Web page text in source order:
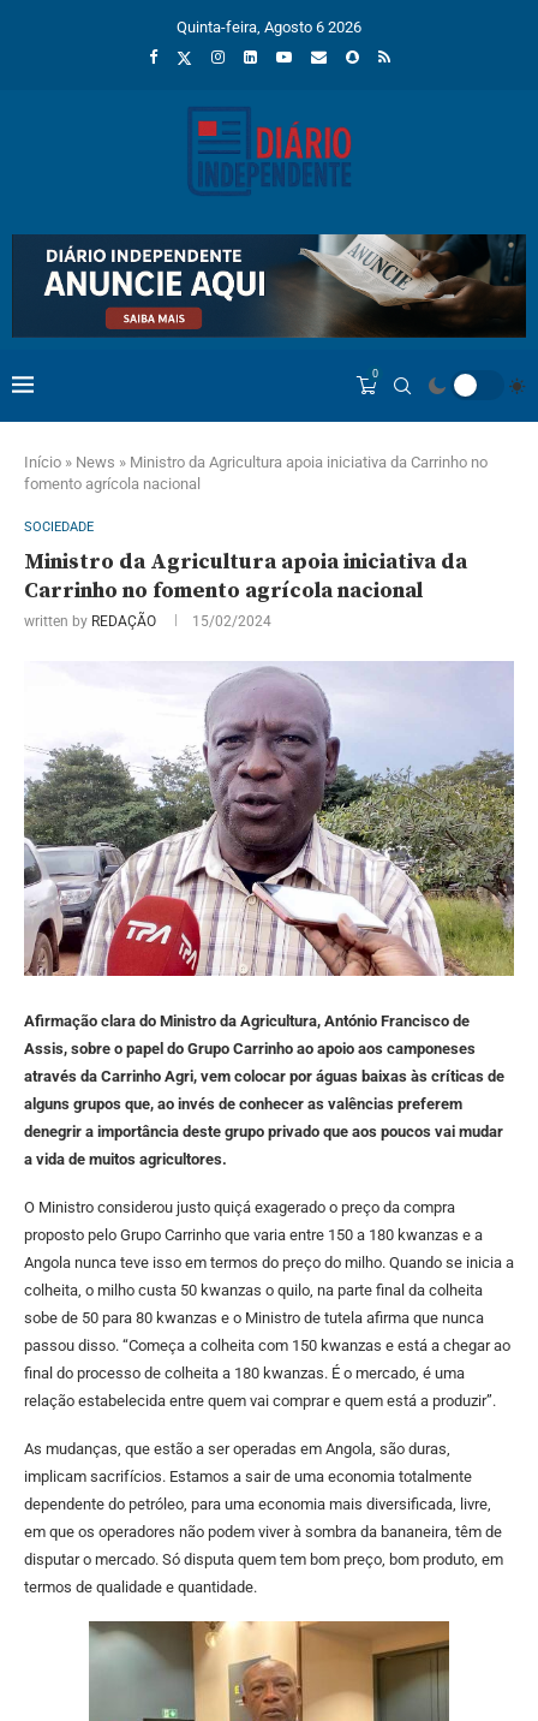
Quinta-feira, Agosto 6 2026
0
Início » News » Ministro da Agricultura apoia iniciativa da Carrinho no
fomento agrícola nacional
SOCIEDADE
Ministro da Agricultura apoia iniciativa da
Carrinho no fomento agrícola nacional
written by REDAÇÃO 15/02/2024
Afirmação clara do Ministro da Agricultura, António Francisco de
Assis, sobre o papel do Grupo Carrinho ao apoio aos camponeses
através da Carrinho Agri, vem colocar por águas baixas às críticas de
alguns grupos que, ao invés de conhecer as valências preferem
denegrir a importância deste grupo privado que aos poucos vai mudar
a vida de muitos agricultores.
O Ministro considerou justo quiçá exagerado o preço da compra
proposto pelo Grupo Carrinho que varia entre 150 a 180 kwanzas e a
Angola nunca teve isso em termos do preço do milho. Quando se inicia a
colheita, o milho custa 50 kwanzas o quilo, na parte final da colheita
sobe de 50 para 80 kwanzas e o Ministro de tutela afirma que nunca
passou disso. “Começa a colheita com 150 kwanzas e está a chegar ao
final do processo de colheita a 180 kwanzas. É o mercado, é uma
relação estabelecida entre quem vai comprar e quem está a produzir”.
As mudanças, que estão a ser operadas em Angola, são duras,
implicam sacrifícios. Estamos a sair de uma economia totalmente
dependente do petróleo, para uma economia mais diversificada, livre,
em que os operadores não podem viver à sombra da bananeira, têm de
disputar o mercado. Só disputa quem tem bom preço, bom produto, em
termos de qualidade e quantidade.